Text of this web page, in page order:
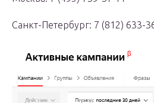
Санкт-Петербург: 7 (812) 633-